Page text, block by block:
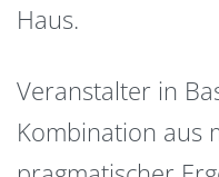
Haus.
Veranstalter in
Kombination aus